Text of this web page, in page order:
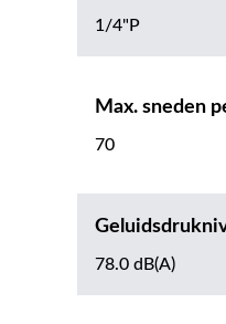
1/4"P
Max. sneden
70
78.0 dB(A)